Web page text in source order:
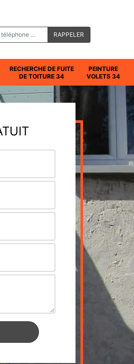
RECHERCHE DE FUITE
DE TOITURE 34
PEINTURE
VOLETS 34